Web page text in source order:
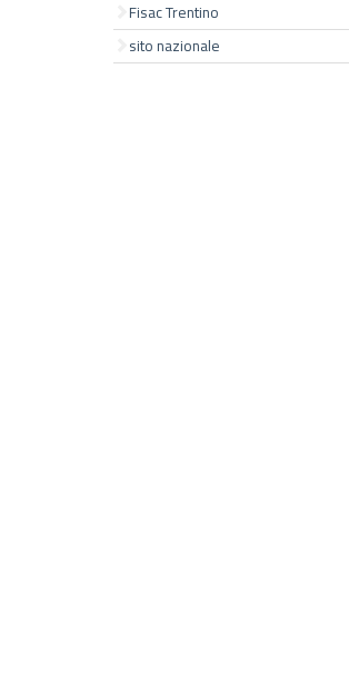
Fisac Trentino
sito nazionale